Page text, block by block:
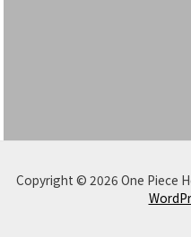
Copyright © 2026 One Piece